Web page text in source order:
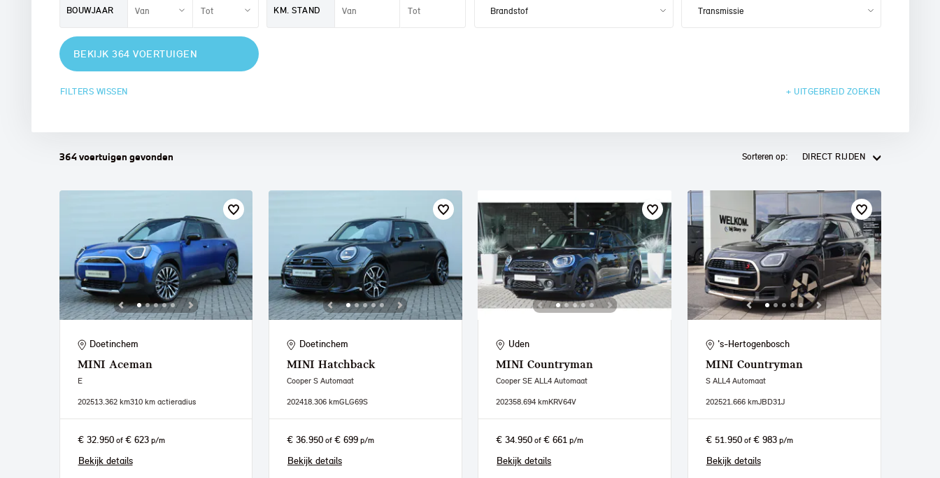
MINI COUNTRYMAN ELECTRIC
JOHN COOPER WORKS
ELECTRIC
MINI COOPER 5-DEURS
BOUWJAAR KM. STAND
BEKIJK 364 VOERTUIGEN
FILTERS WISSEN + UITGEBREID ZOEKEN
364voertuigen gevonden Sorteren op: DIRECT RIJDEN
Doetinchem
MINI Aceman
E
202513.362 km310 km actieradius
€ 32.950of € 623p/m
Bekijk details
Doetinchem
MINI Hatchback
Cooper S Automaat
202418.306 kmGLG69S
€ 36.950of € 699p/m
Bekijk details
Uden
MINI Countryman
Cooper SE ALL4 Automaat
202358.694 kmKRV64V
€ 34.950 of€ 661 p/m
Bekijk details
's-Hertogenbosch
MINI Countryman
S ALL4 Automaat
202521.666 kmJBD31J
€ 51.950of € 983p/m
Bekijk details